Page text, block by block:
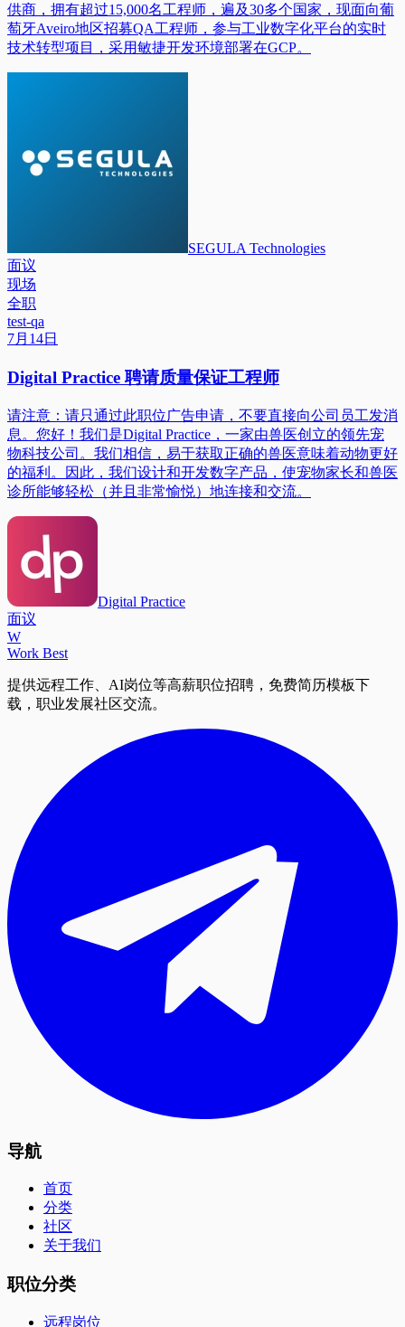
供商，拥有超过15,000名工程师，遍及30多个国家，现面向葡
萄牙Aveiro地区招募QA工程师，参与工业数字化平台的实时
技术转型项目，采用敏捷开发环境部署在GCP。
SEGULA Technologies
面议
现场
全职
test-qa
7月14日
Digital Practice 聘请质量保证工程师
请注意：请只通过此职位广告申请，不要直接向公司员工发消
息。您好！我们是Digital Practice，一家由兽医创立的领先宠
物科技公司。我们相信，易于获取正确的兽医意味着动物更好
的福利。因此，我们设计和开发数字产品，使宠物家长和兽医
诊所能够轻松（并且非常愉悦）地连接和交流。
Digital Practice
面议
W
Work Best
提供远程工作、AI岗位等高薪职位招聘，免费简历模板下
载，职业发展社区交流。
导航
首页
分类
社区
关于我们
职位分类
远程岗位